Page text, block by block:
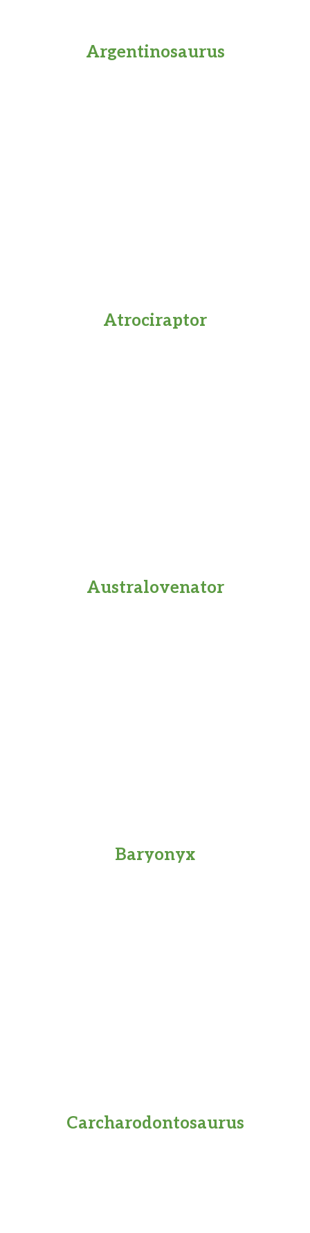
Argentinosaurus
Atrociraptor
Australovenator
Baryonyx
Carcharodontosaurus